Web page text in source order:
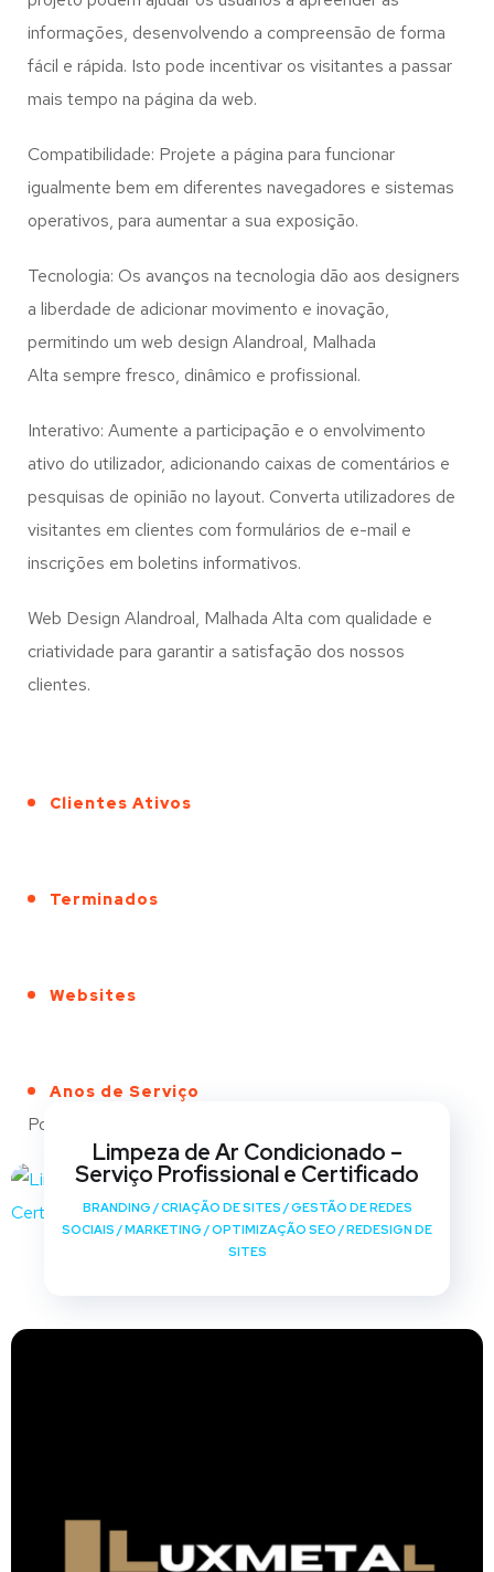
informações, desenvolvendo a compreensão de forma
fácil e rápida. Isto pode incentivar os visitantes a passar
mais tempo na página da web.
Compatibilidade: Projete a página para funcionar
igualmente bem em diferentes navegadores e sistemas
operativos, para aumentar a sua exposição.
Tecnologia: Os avanços na tecnologia dão aos designers
a liberdade de adicionar movimento e inovação,
permitindo um web design Alandroal, Malhada
Alta sempre fresco, dinâmico e profissional.
Interativo: Aumente a participação e o envolvimento
ativo do utilizador, adicionando caixas de comentários e
pesquisas de opinião no layout. Converta utilizadores de
visitantes em clientes com formulários de e-mail e
inscrições em boletins informativos.
Web Design Alandroal, Malhada Alta com qualidade e
criatividade para garantir a satisfação dos nossos
clientes.
Clientes Ativos
Terminados
Websites
Anos de Serviço
Portfólio
Limpeza de Ar Condicionado –
Serviço Profissional e Certificado
BRANDING /CRIAÇÃO DE SITES /GESTÃO DE REDES
SOCIAIS /MARKETING /OPTIMIZAÇÃO SEO /REDESIGN DE
SITES